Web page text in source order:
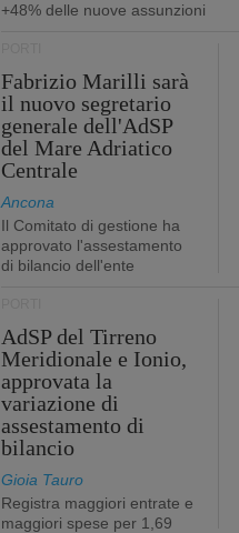
+48% delle nuove assunzioni
Fabrizio Marilli sarà
il nuovo segretario
generale dell'AdSP
del Mare Adriatico
Centrale
Ancona
Il Comitato di gestione ha
approvato l'assestamento
di bilancio dell'ente
AdSP del Tirreno
Meridionale e Ionio,
approvata la
variazione di
assestamento di
bilancio
Gioia Tauro
Registra maggiori entrate e
maggiori spese per 1,69